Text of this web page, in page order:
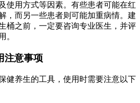
使用方式等因素。有些患者可能在红
，而另一些患者则可能加重病情。建
桶之前，一定要咨询专业医生，并评
。
注意事项
健养生的工具，使用时需要注意以下